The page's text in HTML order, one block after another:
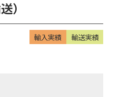
）
輸入実績 輸送実績